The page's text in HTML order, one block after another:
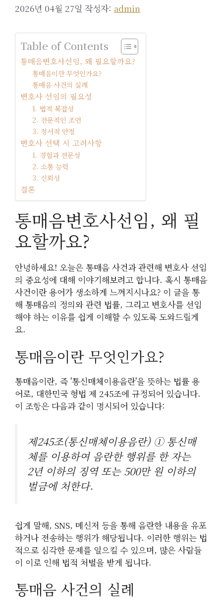
2026년 04월 27일 작성자: admin
Table of Contents
통매음변호사선임, 왜 필요할까요?
통매음이란 무엇인가요?
통매음 사건의 실례
변호사 선임의 필요성
1. 법적 복잡성
2. 전문적인 조언
3. 정서적 안정
변호사 선택 시 고려사항
1. 경험과 전문성
2. 소통 능력
3. 신뢰성
결론
통매음변호사선임, 왜 필
요할까요?
안녕하세요! 오늘은 통매음 사건과 관련해 변호사 선임
의 중요성에 대해 이야기해보려고 합니다. 혹시 통매음
사건이란 용어가 생소하게 느껴지시나요? 이 글을 통
해 통매음의 정의와 관련 법률, 그리고 변호사를 선임
해야 하는 이유를 쉽게 이해할 수 있도록 도와드릴게
요.
통매음이란 무엇인가요?
통매음이란, 즉 '통신매체이용음란'을 뜻하는 법률 용
어로, 대한민국 형법 제 245조에 규정되어 있습니다.
이 조항은 다음과 같이 명시되어 있습니다:
제245조(통신매체이용음란) ① 통신매
체를 이용하여 음란한 행위를 한 자는
2년 이하의 징역 또는 500만 원 이하의
벌금에 처한다.
쉽게 말해, SNS, 메신저 등을 통해 음란한 내용을 유포
하거나 전송하는 행위가 해당됩니다. 이러한 행위는 법
적으로 심각한 문제를 일으킬 수 있으며, 많은 사람들
이 이로 인해 법적 처벌을 받게 됩니다.
통매음 사건의 실례